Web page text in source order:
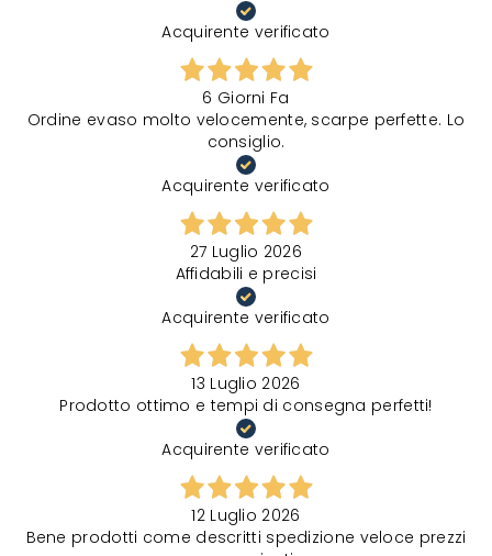
Acquirente verificato
6 Giorni Fa
Ordine evaso molto velocemente, scarpe perfette. Lo
consiglio.
Acquirente verificato
27 Luglio 2026
Affidabili e precisi
Acquirente verificato
13 Luglio 2026
Prodotto ottimo e tempi di consegna perfetti!
Acquirente verificato
12 Luglio 2026
Bene prodotti come descritti spedizione veloce prezzi